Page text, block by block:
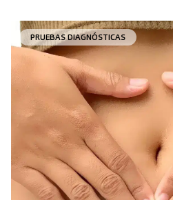
tecnología de diagnóstico por
generación para evaluar de
los órganos vitales, el sistema
de que aparezcan los primeros
PRUEBAS DIAGNÓSTICAS